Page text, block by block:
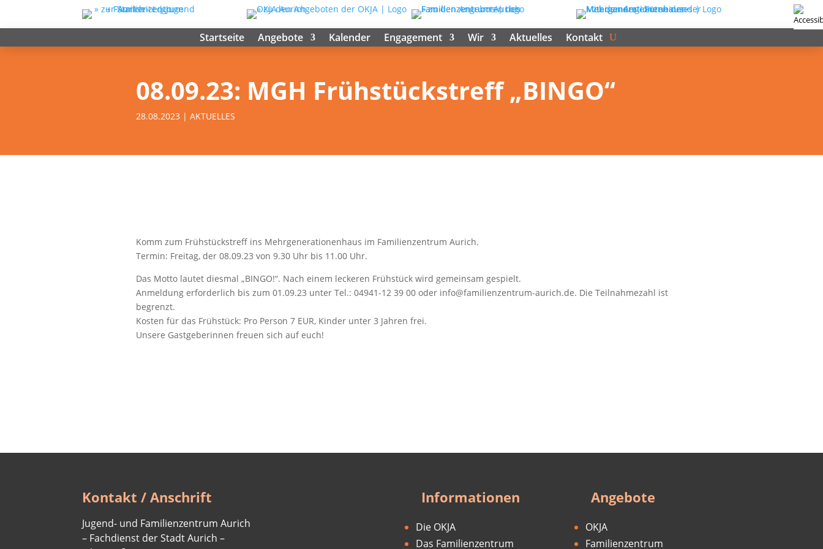
Startseite Angebote Kalender Engagement Wir Aktuelles Kontakt
08.09.23: MGH Frühstückstreff „BINGO“
28.08.2023 | AKTUELLES
Komm zum Frühstückstreff ins Mehrgenerationenhaus im Familienzentrum Aurich.
Termin: Freitag, der 08.09.23 von 9.30 Uhr bis 11.00 Uhr.
Das Motto lautet diesmal „BINGO!“. Nach einem leckeren Frühstück wird gemeinsam gespielt.
Anmeldung erforderlich bis zum 01.09.23 unter Tel.: 04941-12 39 00 oder info@familienzentrum-aurich.de. Die Teilnahmezahl ist
begrenzt.
Kosten für das Frühstück: Pro Person 7 EUR, Kinder unter 3 Jahren frei.
Unsere Gastgeberinnen freuen sich auf euch!
Kontakt / Anschrift
Jugend- und Familienzentrum Aurich
– Fachdienst der Stadt Aurich –
Informationen
Die OKJA
Das Familienzentrum
Angebote
OKJA
Familienzentrum